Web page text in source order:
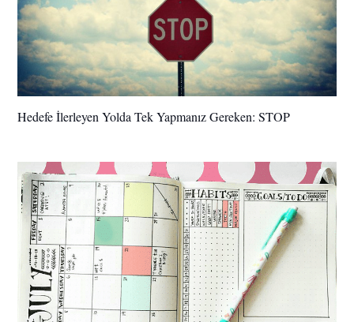
Hedefe İlerleyen Yolda Tek Yapmanız Gereken: STOP